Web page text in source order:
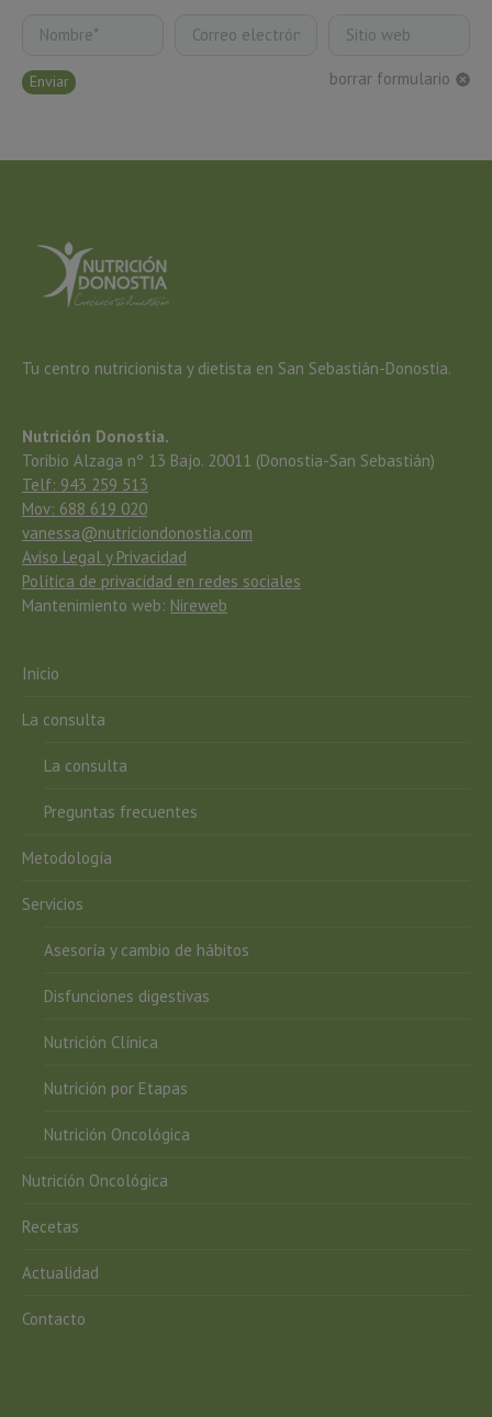
Nombre * Correo electrónico * Sitio web
borrar formulario
Enviar
Tu centro nutricionista y dietista en San Sebastián-Donostia.
Nutrición Donostia.
Toribio Alzaga nº 13 Bajo. 20011 (Donostia-San Sebastián)
Telf: 943 259 513
Mov: 688 619 020
vanessa@nutriciondonostia.com
Aviso Legal y Privacidad
Política de privacidad en redes sociales
Mantenimiento web: Nireweb
Inicio
La consulta
La consulta
Preguntas frecuentes
Metodología
Servicios
Asesoría y cambio de hábitos
Disfunciones digestivas
Nutrición Clínica
Nutrición por Etapas
Nutrición Oncológica
Nutrición Oncológica
Recetas
Actualidad
Contacto